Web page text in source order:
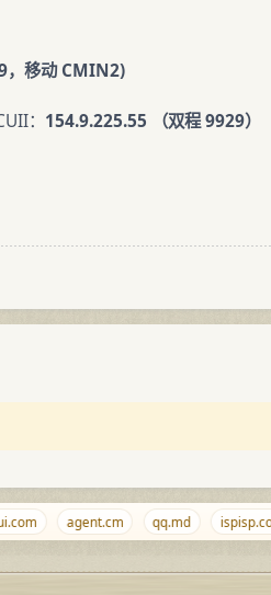
，移动 CMIN2)
： 154.9.225.55 （双程 9929）
agent.cm qq.md ispisp.com